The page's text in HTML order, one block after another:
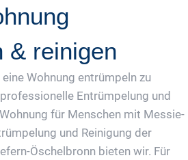
& reinigen
Wohnung entrümpeln zu
Entrümpelung und
für Menschen mit Messie-
und Reinigung der
Öschelbronn bieten wir. Für